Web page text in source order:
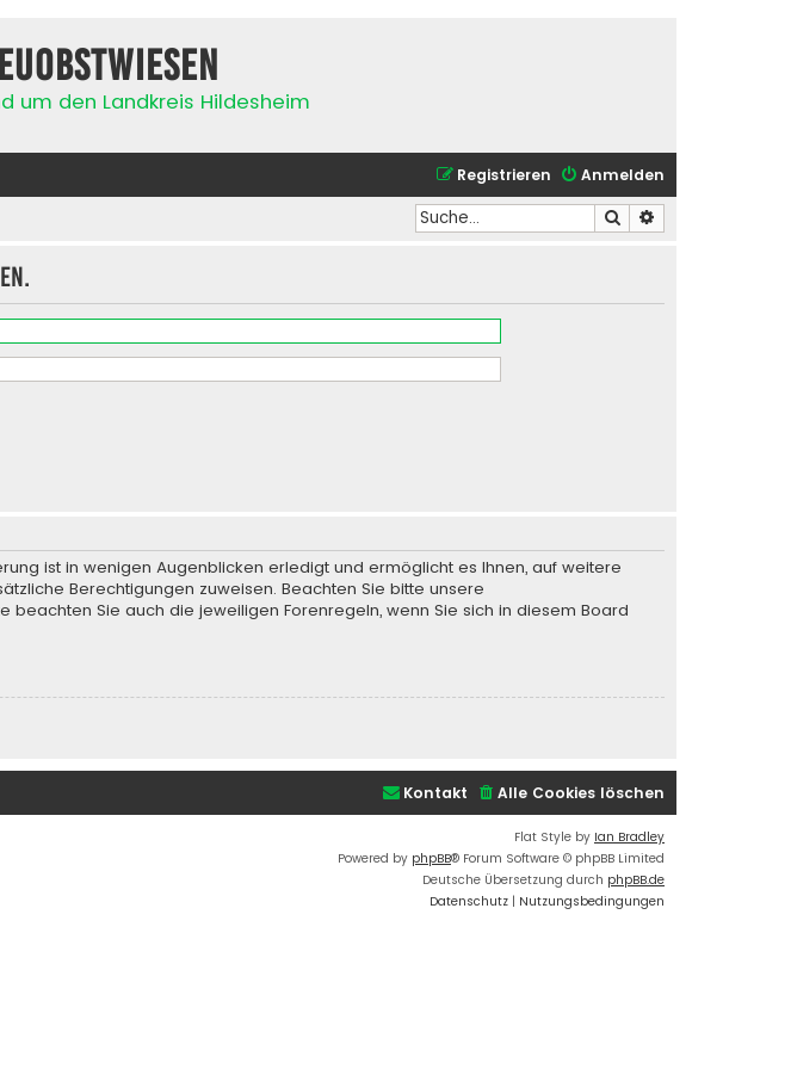
um den Landkreis Hildesheim
Anmelden
Registrieren
Suche
ist in wenigen Augenblicken erledigt und ermöglicht es Ihnen, auf weitere
Berechtigungen zuweisen. Beachten Sie bitte unsere
Sie auch die jeweiligen Forenregeln, wenn Sie sich in diesem Board
Alle Cookies löschen
Kontakt
Flat Style by Ian Bradley
Powered by phpBB® Forum Software © phpBB Limited
Deutsche Übersetzung durch phpBB.de
Datenschutz | Nutzungsbedingungen